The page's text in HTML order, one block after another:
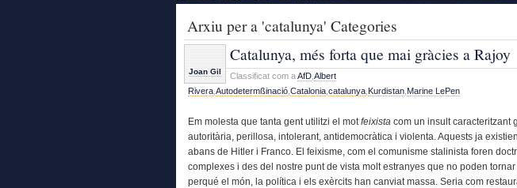
Arxiu per a 'catalunya' Categories
Joan Gil
Catalunya, més forta que mai gràcies a Rajoy
Classificat com aAfD Albert
Rivera Autodetermßinació Catalonia catalunya Kurdistan Marine LePen
Em molesta que tanta gent utilitzi el motfeixista com un insult caracteritzant
autoritària, perillosa, intolerant, antidemocràtica i violenta. Aquests ja
abans de Hitler i Franco. El feixisme, com el comunisme stalinista foren
complexes i des del nostre punt de vista molt estranyes que no poden tornar
perqué el món, la política i els exèrcits han canviat massa. Seria com